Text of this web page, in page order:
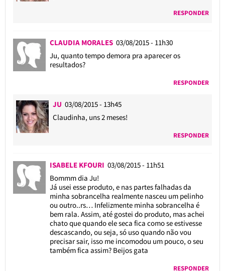
RESPONDER
CLAUDIA MORALES 03/08/2015 - 11h30
Ju, quanto tempo demora pra aparecer os
resultados?
RESPONDER
JU 03/08/2015 - 13h45
Claudinha, uns 2 meses!
RESPONDER
ISABELE KFOURI 03/08/2015 - 11h51
Bommm dia Ju!
Já usei esse produto, e nas partes falhadas da
minha sobrancelha realmente nasceu um pelinho
ou outro..rs… Infelizmente minha sobrancelha é
bem rala. Assim, até gostei do produto, mas achei
chato que quando ele seca fica como se estivesse
descascando, ou seja, só uso quando não vou
precisar sair, isso me incomodou um pouco, o seu
também fica assim? Beijos gata
RESPONDER